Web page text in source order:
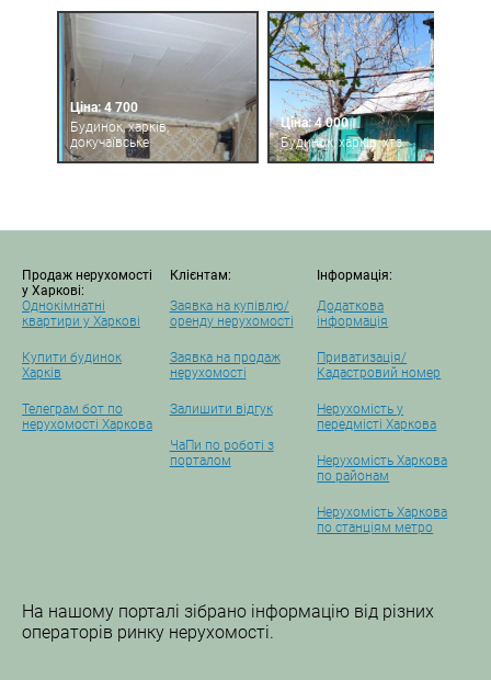
Ціна: 4 700
Будинок, харків,
докучаївське
Ціна: 4 000
Будинок, харків, хтз
Продаж нерухомості
у Харкові:
Однокімнатні
квартири у Харкові
Купити будинок
Харків
Телеграм бот по
нерухомості Харкова
Клієнтам:
Заявка на купівлю/
оренду нерухомості
Заявка на продаж
нерухомості
Залишити відгук
ЧаПи по роботі з
порталом
Інформація:
Додаткова
інформація
Приватизація/
Кадастровий номер
Нерухомість у
передмісті Харкова
Нерухомість Харкова
по районам
Нерухомість Харкова
по станціям метро
На нашому порталі зібрано інформацію від різних
операторів ринку нерухомості.